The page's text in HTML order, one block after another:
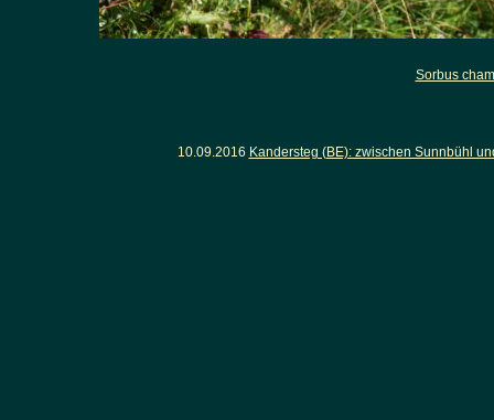
Sorbus
10.09.2016 Kandersteg (BE): zwischen Sunnbühl